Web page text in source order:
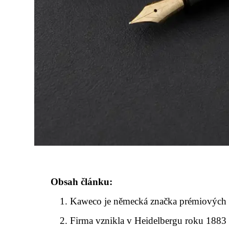
Obsah článku:
Kaweco je německá značka prémiových
Firma vznikla v Heidelbergu roku 1883